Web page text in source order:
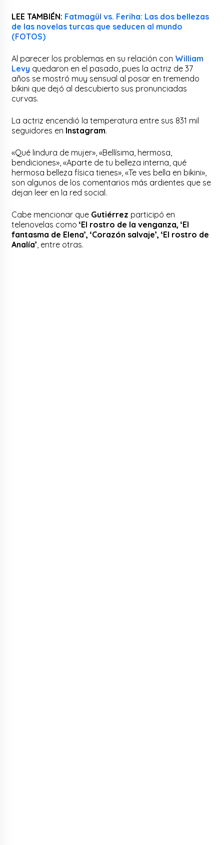
LEE TAMBIÉN: Fatmagül vs. Feriha: Las dos bellezas
de las novelas turcas que seducen al mundo
(FOTOS)
Al parecer los problemas en su relación con William
Levy quedaron en el pasado, pues la actriz de 37
años se mostró muy sensual al posar en tremendo
bikini que dejó al descubierto sus pronunciadas
curvas.
La actriz encendió la temperatura entre sus 831 mil
seguidores en Instagram.
«Qué lindura de mujer», «Bellísima, hermosa,
bendiciones», «Aparte de tu belleza interna, qué
hermosa belleza física tienes», «Te ves bella en bikini»,
son algunos de los comentarios más ardientes que se
dejan leer en la red social.
Cabe mencionar que Gutiérrez participó en
telenovelas como‘El rostro de la venganza, ‘El
fantasma de Elena’, ‘Corazón salvaje’, ‘El rostro de
Analía’ , entre otras.